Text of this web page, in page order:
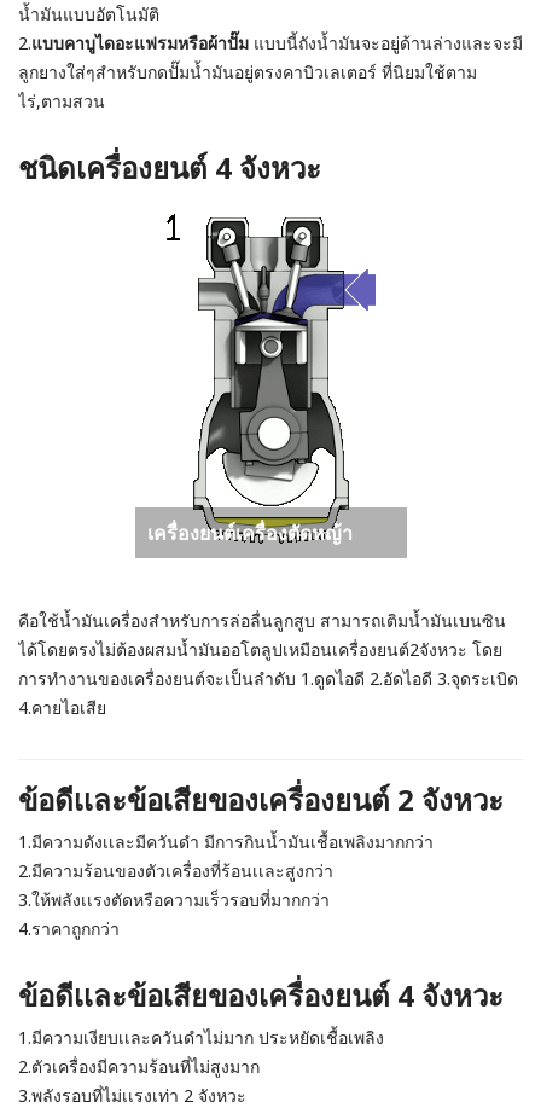
น้ำมันแบบอัตโนมัติ
2.แบบคาบูไดอะแฟรมหรือผ้าปั๊ม แบบนี้ถังน้ำมันจะอยู่ด้านล่างและจะมี
ลูกยางใส่ๆสำหรับกดปั๊มน้ำมันอยู่ตรงคาบิวเลเตอร์ ที่นิยมใช้ตาม
ไร่,ตามสวน
ชนิดเครื่องยนต์ 4 จังหวะ
เครื่องยนต์เครื่องตัดหญ้า
คือใช้น้ำมันเครื่องสำหรับการล่อลื่นลูกสูบ สามารถเติมน้ำมันเบนซิน
ได้โดยตรงไม่ต้องผสมน้ำมันออโตลูปเหมือนเครื่องยนต์2จังหวะ โดย
การทำงานของเครื่องยนต์จะเป็นลำดับ 1.ดูดไอดี 2.อัดไอดี 3.จุดระเบิด
4.คายไอเสีย
ข้อดีเเละข้อเสียของเครื่องยนต์ 2 จังหวะ
1.มีความดังเเละมีควันดำ มีการกินน้ำมันเชื้อเพลิงมากกว่า
2.มีความร้อนของตัวเครื่องที่ร้อนเเละสูงกว่า
3.ให้พลังเเรงตัดหรือความเร็วรอบที่มากกว่า
4.ราคาถูกกว่า
ข้อดีเเละข้อเสียของเครื่องยนต์ 4 จังหวะ
1.มีความเงียบเเละควันดำไม่มาก ประหยัดเชื้อเพลิง
2.ตัวเครื่องมีความร้อนที่ไม่สูงมาก
3.พลังรอบที่ไม่เเรงเท่า 2 จังหวะ